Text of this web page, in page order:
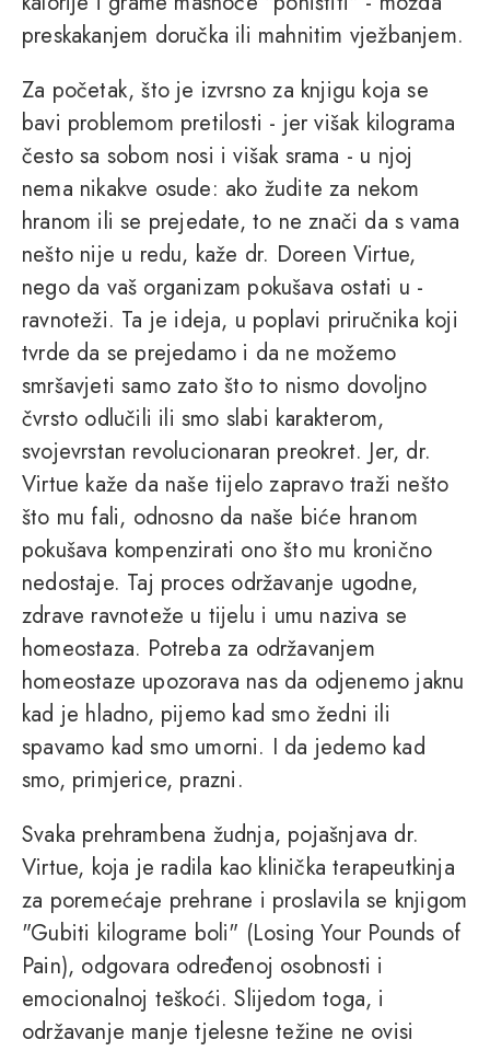
preskakanjem doručka ili mahnitim vježbanjem.
Za početak, što je izvrsno za knjigu koja se
bavi problemom pretilosti - jer višak kilograma
često sa sobom nosi i višak srama - u njoj
nema nikakve osude: ako žudite za nekom
hranom ili se prejedate, to ne znači da s vama
nešto nije u redu, kaže dr. Doreen Virtue,
nego da vaš organizam pokušava ostati u -
ravnoteži. Ta je ideja, u poplavi priručnika koji
tvrde da se prejedamo i da ne možemo
smršavjeti samo zato što to nismo dovoljno
čvrsto odlučili ili smo slabi karakterom,
svojevrstan revolucionaran preokret. Jer, dr.
Virtue kaže da naše tijelo zapravo traži nešto
što mu fali, odnosno da naše biće hranom
pokušava kompenzirati ono što mu kronično
nedostaje. Taj proces održavanje ugodne,
zdrave ravnoteže u tijelu i umu naziva se
homeostaza. Potreba za održavanjem
homeostaze upozorava nas da odjenemo jaknu
kad je hladno, pijemo kad smo žedni ili
spavamo kad smo umorni. I da jedemo kad
smo, primjerice, prazni.
Svaka prehrambena žudnja, pojašnjava dr.
Virtue, koja je radila kao klinička terapeutkinja
za poremećaje prehrane i proslavila se knjigom
"Gubiti kilograme boli" (Losing Your Pounds of
Pain), odgovara određenoj osobnosti i
emocionalnoj teškoći. Slijedom toga, i
održavanje manje tjelesne težine ne ovisi